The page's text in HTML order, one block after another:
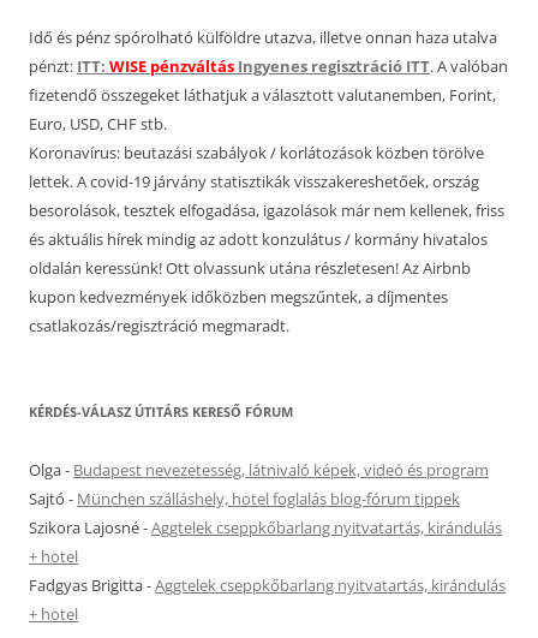
Idő és pénz spórolható külföldre utazva, illetve onnan haza utalva
pénzt: ITT: WISE pénzváltás Ingyenes regisztráció ITT. A valóban
fizetendő összegeket láthatjuk a választott valutanemben, Forint,
Euro, USD, CHF stb.
Koronavírus: beutazási szabályok / korlátozások közben törölve
lettek. A covid-19 járvány statisztikák visszakereshetőek, ország
besorolások, tesztek elfogadása, igazolások már nem kellenek, friss
és aktuális hírek mindig az adott konzulátus / kormány hivatalos
oldalán keressünk! Ott olvassunk utána részletesen! Az Airbnb
kupon kedvezmények időközben megszűntek, a díjmentes
csatlakozás/regisztráció megmaradt.
KÉRDÉS-VÁLASZ ÚTITÁRS KERESŐ FÓRUM
Olga- Budapest nevezetesség, látnivaló képek, videó és program
Sajtó - München szálláshely, hotel foglalás blog-fórum tippek
Szikora Lajosné-Aggtelek cseppkőbarlang nyitvatartás, kirándulás
+ hotel
Fadgyas Brigitta-Aggtelek cseppkőbarlang nyitvatartás, kirándulás
+ hotel